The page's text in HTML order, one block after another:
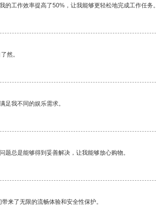
的工作效率提高了50%，让我能够更轻松地完成工作任务。
然。
足我不同的娱乐需求。
题总是能够得到妥善解决，让我能够放心购物。
来了无限的流畅体验和安全性保护。